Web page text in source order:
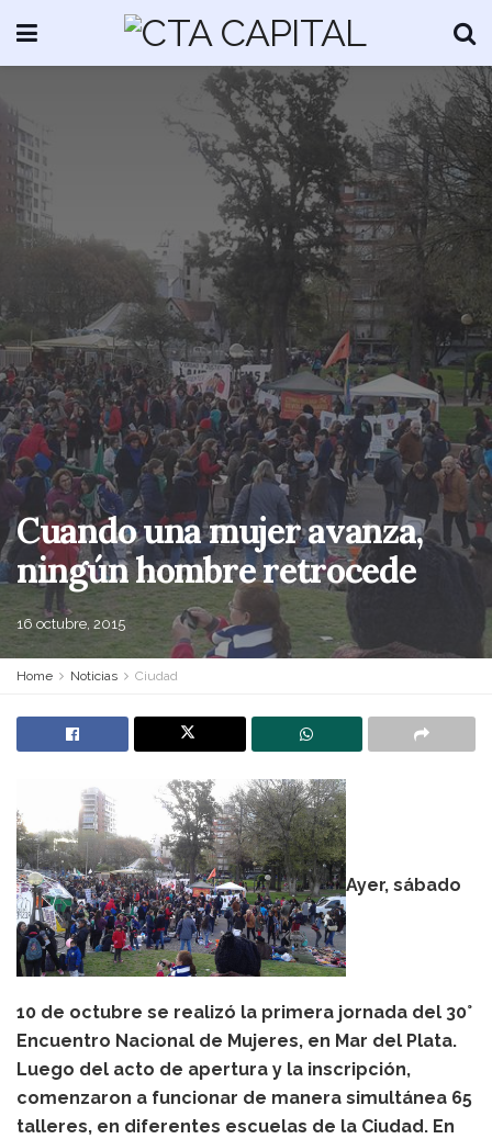
Cuando una mujer avanza,
ningún hombre retrocede
16 octubre, 2015
Home Noticias Ciudad
Ayer, sábado
10 de octubre se realizó la primera jornada del 30°
Encuentro Nacional de Mujeres, en Mar del Plata.
Luego del acto de apertura y la inscripción,
comenzaron a funcionar de manera simultánea 65
talleres, en diferentes escuelas de la Ciudad. En